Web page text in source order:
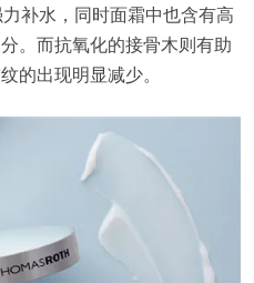
补水，同时面霜中也含有高
。而抗氧化的接骨木则有助
的出现明显减少。